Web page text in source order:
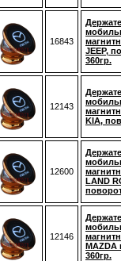
16843
JEEP,
360гр.
12143
KIA,
12600
LAND
12146
MAZDA
360гр.